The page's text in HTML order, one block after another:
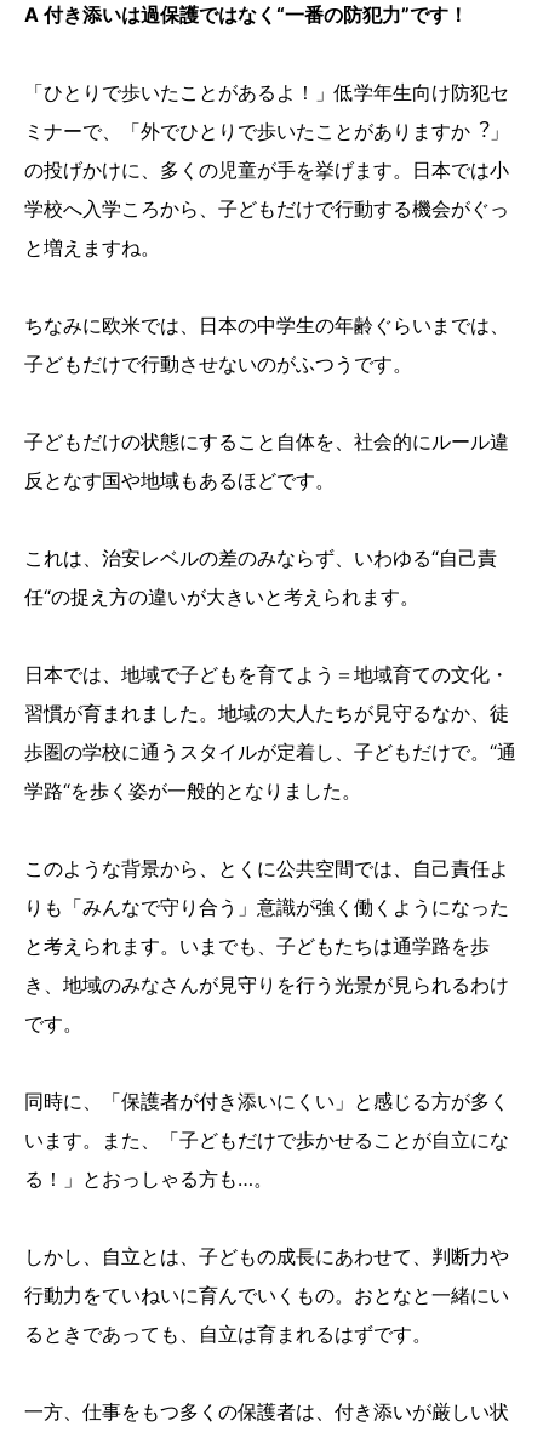
A 付き添いは過保護ではなく“一番の防犯力”です！
「ひとりで歩いたことがあるよ！」低学年⽣向け防犯セ
ミナーで、「外でひとりで歩いたことがありますか︖」
の投げかけに、多くの児童が⼿を挙げます。⽇本では⼩
学校へ⼊学ころから、⼦どもだけで⾏動する機会がぐっ
と増えますね。
ちなみに欧米では、日本の中学生の年齢ぐらいまでは、
子どもだけで行動させないのがふつうです。
子どもだけの状態にすること自体を、社会的にルール違
反となす国や地域もあるほどです。
これは、治安レベルの差のみならず、いわゆる“自己責
任“の捉え方の違いが大きいと考えられます。
⽇本では、地域で子どもを育てよう＝地域育ての⽂化・
習慣が育まれました。地域の⼤⼈たちが⾒守るなか、徒
歩圏の学校に通うスタイルが定着し、⼦どもだけで。“通
学路“を歩く姿が⼀般的となりました。
このような背景から、とくに公共空間では、自己責任よ
りも「みんなで守り合う」意識が強く働くようになった
と考えられます。いまでも、子どもたちは通学路を歩
き、地域のみなさんが⾒守りを⾏う光景が⾒られるわけ
です。
同時に、「保護者が付き添いにくい」と感じる方が多く
います。また、「子どもだけで歩かせることが自立にな
る！」とおっしゃる方も…。
しかし、自立とは、子どもの成⻑にあわせて、判断力や
行動力をていねいに育んでいくもの。おとなと一緒にい
るときであっても、自立は育まれるはずです。
一方、仕事をもつ多くの保護者は、付き添いが厳しい状